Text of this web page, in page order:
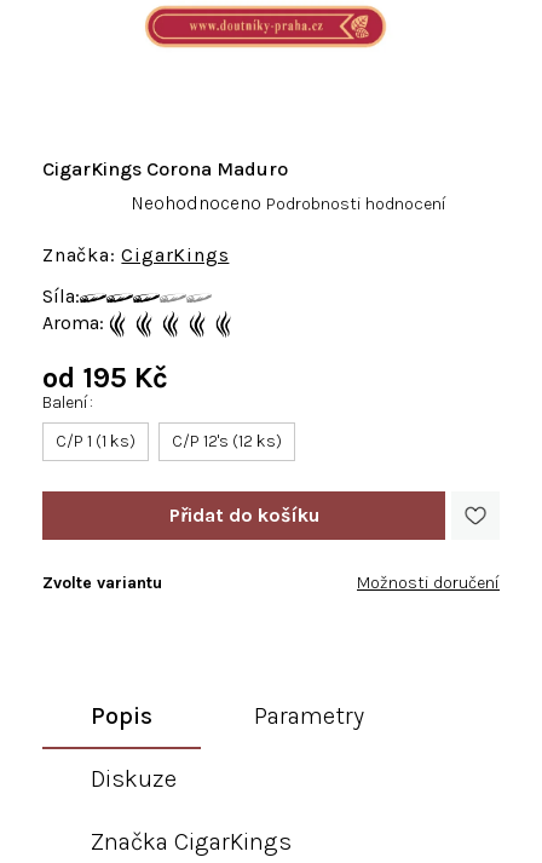
Balení
C/P 1 (1 ks)
C/P 12's (12 ks)
od 195 Kč
cena:
Zvolte variantu Možnosti doručení
CigarKings Corona Maduro
CigarKings
Průměrné
produktu
0,0
z
hvězdiček.
Neohodnoceno Podrobnosti hodnocení
Aroma:
Síla:
Popis Parametry
Diskuze
Značka CigarKings